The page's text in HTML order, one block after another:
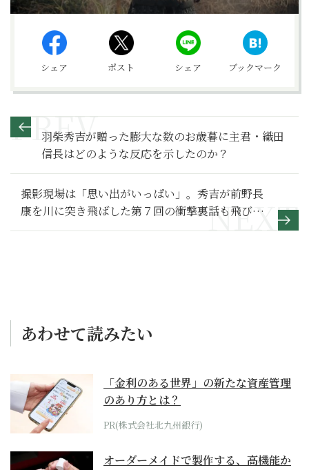
シェア ポスト シェア ブックマーク
羽柴秀吉が贈った膨大な数のお歳暮に主君・織田
信長はどのような反応を示したのか？
撮影現場は「思い出がいっぱい」。秀吉が前野長
康を川に突き飛ばした第７回の衝撃裏話も飛び出
した！【豊臣兄弟！ 満喫リポート】朝来市トーク
あわせて読みたい
「金利のある世界」の新たな資産管理
のあり方とは？
PR(株式会社北九州銀行)
オーダーメイドで製作する、高機能か